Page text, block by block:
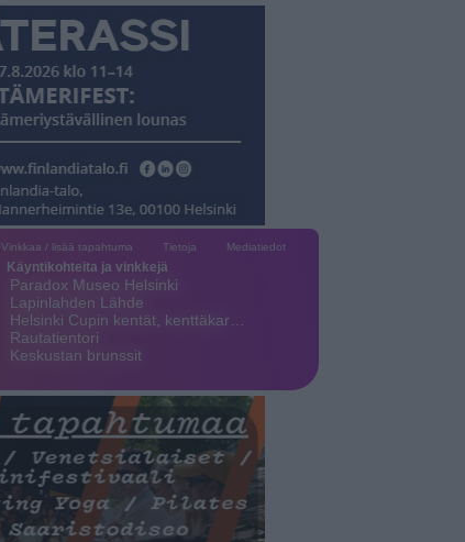
Vinkkaa / lisää tapahtuma Tietoja Mediatiedot
Käyntikohteita ja vinkkejä
Paradox Museo Helsinki
Lapinlahden Lähde
Helsinki Cupin kentät, kenttäkar…
Rautatientori
Keskustan brunssit